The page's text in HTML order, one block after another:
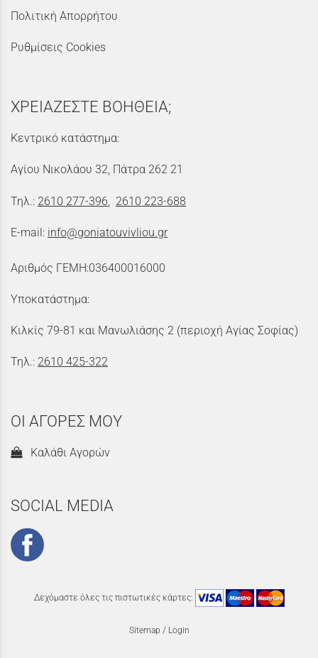
Πολιτική Απορρήτου
Ρυθμίσεις Cookies
ΧΡΕΙΑΖΕΣΤΕ ΒΟΗΘΕΙΑ;
Κεντρικό κατάστημα:
Αγίου Νικολάου 32, Πάτρα 262 21
Τηλ.: 2610 277-396 2610 223-688
E-mail: info@goniatouvivliou.gr
Αριθμός ΓΕΜΗ:036400016000
Υποκατάστημα:
Κιλκίς 79-81 και Μανωλιάσης 2 (περιοχή Αγίας Σοφίας)
Τηλ.: 2610 425-322
ΟΙ ΑΓΟΡΕΣ ΜΟΥ
Καλάθι Αγορών
SOCIAL MEDIA
Δεχόμαστε όλες τις πιστωτικές κάρτες:
Sitemap / Login